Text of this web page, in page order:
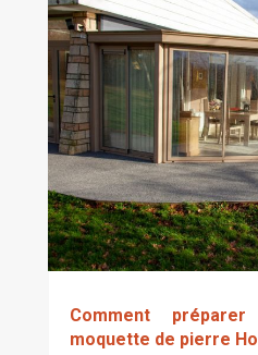
Comment
moquette de pierre